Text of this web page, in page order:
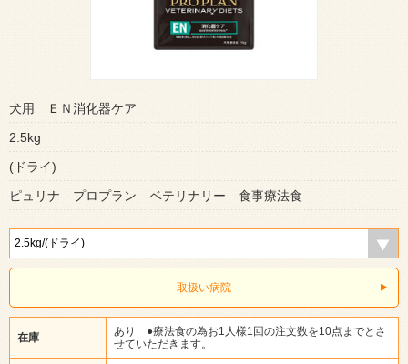
犬用 ＥＮ消化器ケア
2.5kg
(ドライ)
ピュリナ プロプラン ベテリナリー 食事療法食
取扱い病院
在庫
あり ●療法食の為お1人様1回の注文数を10点までとさ
せていただきます。